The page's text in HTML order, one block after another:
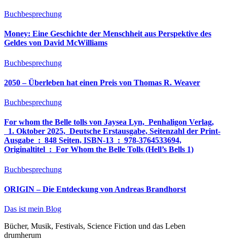
Buchbesprechung
Money: Eine Geschichte der Menschheit aus Perspektive des
Geldes von David McWilliams
Buchbesprechung
2050 – Überleben hat einen Preis von Thomas R. Weaver
Buchbesprechung
For whom the Belle tolls von Jaysea Lyn, ‎ Penhaligon Verlag,
‎ 1. Oktober 2025, ‎ Deutsche Erstausgabe, Seitenzahl der Print-
Ausgabe ‏ : ‎ 848 Seiten, ISBN-13 ‏ : ‎ 978-3764533694,
Originaltitel ‏ : ‎ For Whom the Belle Tolls (Hell’s Bells 1)
Buchbesprechung
ORIGIN – Die Entdeckung von Andreas Brandhorst
Das ist mein Blog
Bücher, Musik, Festivals, Science Fiction und das Leben
drumherum